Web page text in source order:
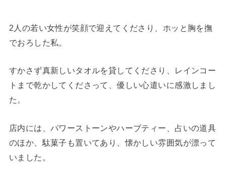
2人の若い女性が笑顔で迎えてくださり、ホッと胸を撫
でおろした私。
すかさず真新しいタオルを貸してくださり、レインコー
トまで乾かしてくださって、優しい心遣いに感激しまし
た。
店内には、パワーストーンやハーブティー、占いの道具
のほか、駄菓子も置いてあり、懐かしい雰囲気が漂って
いました。